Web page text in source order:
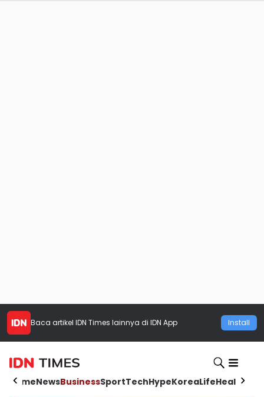
Baca artikel IDN Times lainnya di IDN App Install
HomeNewsBusinessSportTechHypeKoreaLifeHealth